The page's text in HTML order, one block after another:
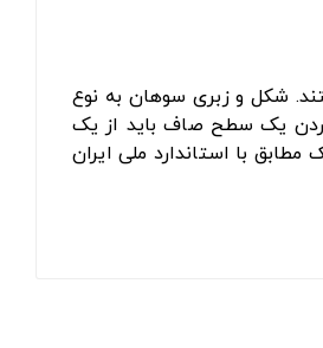
شکل و زبری سوهان به نوع
یک سطح صاف باید از یک
با استاندارد ملی ایران